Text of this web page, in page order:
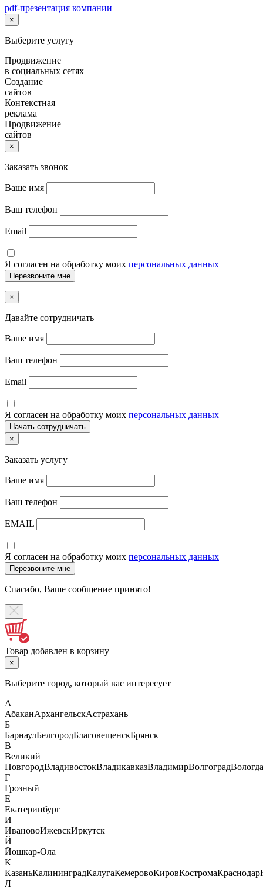
pdf-презентация компании
×
Выберите услугу
Продвижение
в социальных сетях
Создание
сайтов
Контекстная
реклама
Продвижение
сайтов
×
Заказать звонок
Ваше имя
Ваш телефон
Email
Я согласен на обработку моих персональных данных
×
Давайте сотрудничать
Ваше имя
Ваш телефон
Email
Я согласен на обработку моих персональных данных
×
Заказать услугу
Ваше имя
Ваш телефон
EMAIL
Я согласен на обработку моих персональных данных
Спасибо, Ваше сообщение принято!
Товар добавлен в корзину
×
Выберите город, который вас интересует
А
АбаканАрхангельскАстрахань
Б
БарнаулБелгородБлаговещенскБрянск
В
Великий
НовгородВладивостокВладикавказВладимирВолгоградВологда
Г
Грозный
Е
Екатеринбург
И
ИвановоИжевскИркутск
Й
Йошкар-Ола
К
КазаньКалининградКалугаКемеровоКировКостромаКраснодар
Л